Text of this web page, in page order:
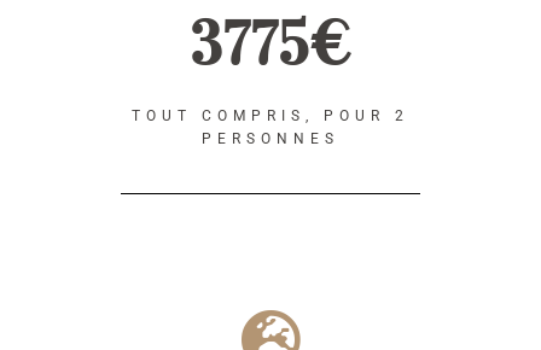
3775€
TOUT COMPRIS, POUR 2
PERSONNES